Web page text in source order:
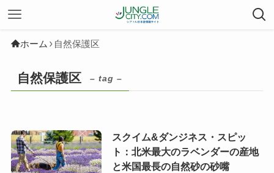
ホーム 自然保護区
自然保護区 – tag –
スクイム&ダンジネス・スピッ
ト：北米最大のラベンダーの産地
と米国最長の自然砂の砂嘴